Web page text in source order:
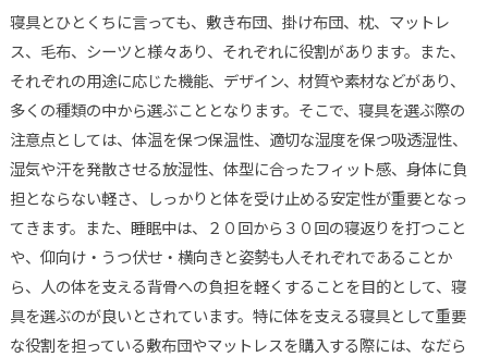
寝具とひとくちに言っても、敷き布団、掛け布団、枕、マットレ
ス、毛布、シーツと様々あり、それぞれに役割があります。また、
それぞれの用途に応じた機能、デザイン、材質や素材などがあり、
多くの種類の中から選ぶこととなります。そこで、寝具を選ぶ際の
注意点としては、体温を保つ保温性、適切な湿度を保つ吸透湿性、
湿気や汗を発散させる放湿性、体型に合ったフィット感、身体に負
担とならない軽さ、しっかりと体を受け止める安定性が重要となっ
てきます。また、睡眠中は、２０回から３０回の寝返りを打つこと
や、仰向け・うつ伏せ・横向きと姿勢も人それぞれであることか
ら、人の体を支える背骨への負担を軽くすることを目的として、寝
具を選ぶのが良いとされています。特に体を支える寝具として重要
な役割を担っている敷布団やマットレスを購入する際には、なだら